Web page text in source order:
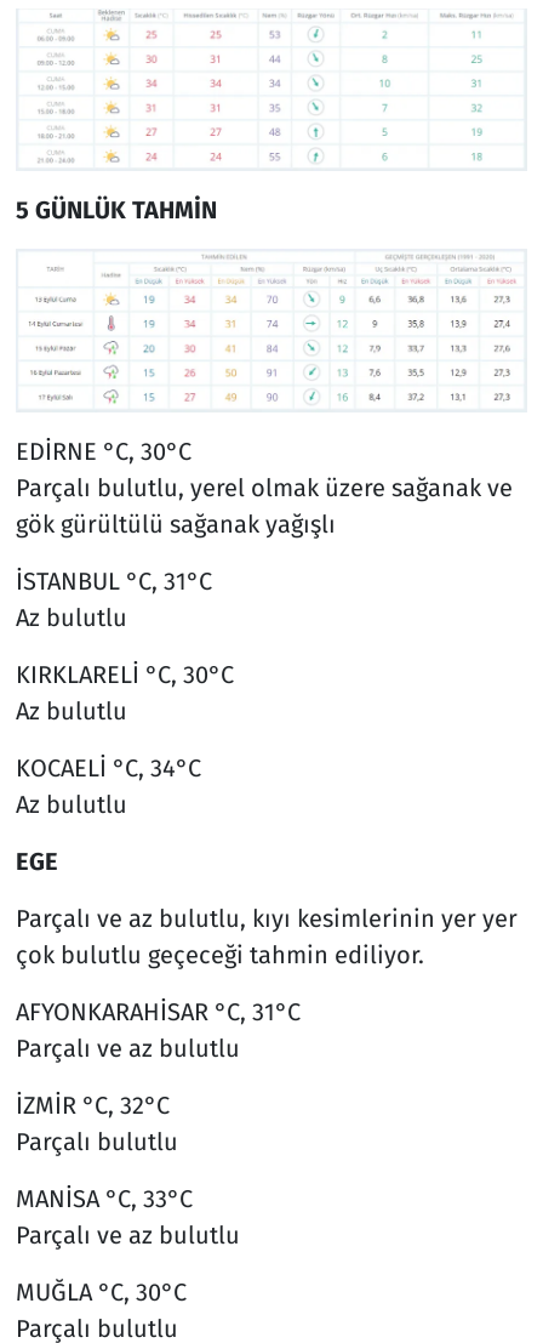
5 GÜNLÜK TAHMİN
EDİRNE °C, 30°C
Parçalı bulutlu, yerel olmak üzere sağanak ve
gök gürültülü sağanak yağışlı
İSTANBUL °C, 31°C
Az bulutlu
KIRKLARELİ °C, 30°C
Az bulutlu
KOCAELİ °C, 34°C
Az bulutlu
EGE
Parçalı ve az bulutlu, kıyı kesimlerinin yer yer
çok bulutlu geçeceği tahmin ediliyor.
AFYONKARAHİSAR °C, 31°C
Parçalı ve az bulutlu
İZMİR °C, 32°C
Parçalı bulutlu
MANİSA °C, 33°C
Parçalı ve az bulutlu
MUĞLA °C, 30°C
Parçalı bulutlu